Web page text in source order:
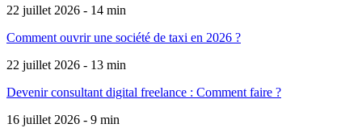
22 juillet 2026 - 14 min
Comment ouvrir une société de taxi en 2026 ?
22 juillet 2026 - 13 min
Devenir consultant digital freelance : Comment faire ?
16 juillet 2026 - 9 min